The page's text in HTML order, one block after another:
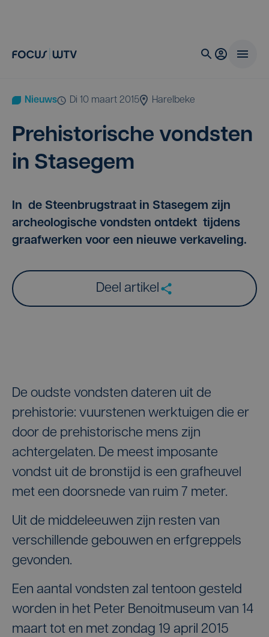
Nieuws di 10 maart 2015 Harelbeke
Pre­his­to­ri­sche vond­sten
in Stasegem
In de Steenbrugstraat in Stasegem zijn
archeologische vondsten ontdekt tijdens
graafwerken voor een nieuwe verkaveling.
Deel artikel
De oudste vondsten dateren uit de
prehistorie: vuurstenen werktuigen die er
door de prehistorische mens zijn
achtergelaten. De meest imposante
vondst uit de bronstijd is een grafheuvel
met een doorsnede van ruim 7 meter.
Uit de middeleeuwen zijn resten van
verschillende gebouwen en erfgreppels
gevonden.
Een aantal vondsten zal tentoon gesteld
worden in het Peter Benoitmuseum van 14
maart tot en met zondag 19 april 2015